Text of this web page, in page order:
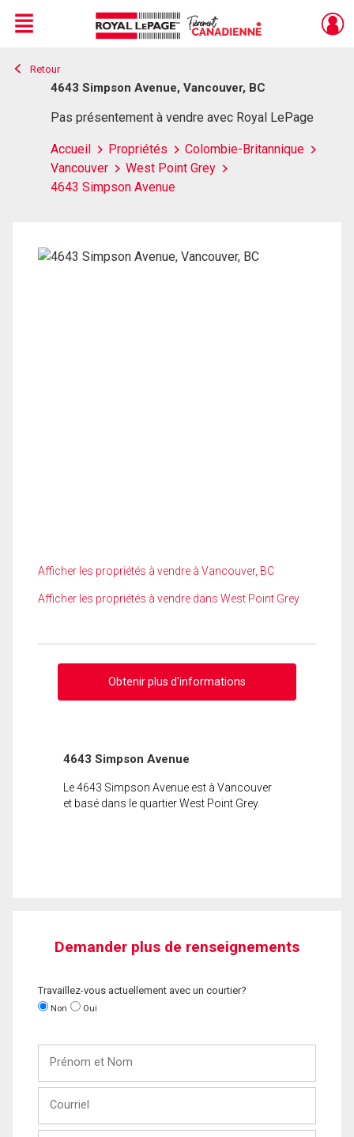
Live
En Direct
Menu
Retour
4643 Simpson Avenue, Vancouver, BC
Pas présentement à vendre avec Royal LePage
Accueil Propriétés
Colombie-Britannique
Vancouver
West Point Grey
4643 Simpson Avenue
Afficher les propriétés à vendre à Vancouver, BC
Afficher les propriétés à vendre dans West Point Grey
Obtenir plus d'informations
4643 Simpson Avenue
Le 4643 Simpson Avenue est à Vancouver
et basé dans le quartier West Point Grey.
Demander plus de renseignements
Travaillez-vous actuellement avec un courtier?
Non Oui
Nom